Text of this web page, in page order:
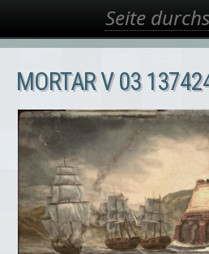
Suchformular
Suche
MORTAR V 03